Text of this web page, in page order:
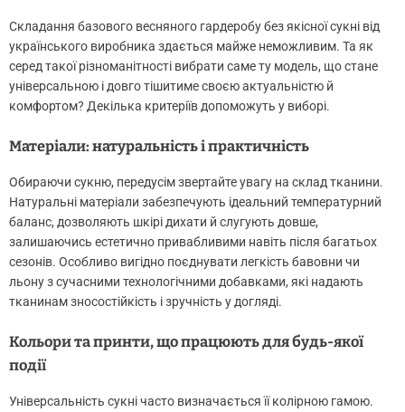
Складання базового весняного гардеробу без якісної сукні від
українського виробника здається майже неможливим. Та як
серед такої різноманітності вибрати саме ту модель, що стане
універсальною і довго тішитиме своєю актуальністю й
комфортом? Декілька критеріїв допоможуть у виборі.
Матеріали: натуральність і практичність
Обираючи сукню, передусім звертайте увагу на склад тканини.
Натуральні матеріали забезпечують ідеальний температурний
баланс, дозволяють шкірі дихати й слугують довше,
залишаючись естетично привабливими навіть після багатьох
сезонів. Особливо вигідно поєднувати легкість бавовни чи
льону з сучасними технологічними добавками, які надають
тканинам зносостійкість і зручність у догляді.
Кольори та принти, що працюють для будь-якої
події
Універсальність сукні часто визначається її колірною гамою.